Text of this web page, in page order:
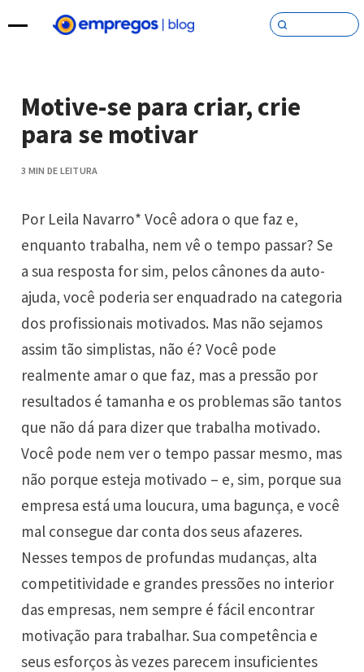
Pular para o conteúdo
Motive-se para criar, crie
para se motivar
3 MIN DE LEITURA
Por Leila Navarro* Você adora o que faz e,
enquanto trabalha, nem vê o tempo passar? Se
a sua resposta for sim, pelos cânones da auto-
ajuda, você poderia ser enquadrado na categoria
dos profissionais motivados. Mas não sejamos
assim tão simplistas, não é? Você pode
realmente amar o que faz, mas a pressão por
resultados é tamanha e os problemas são tantos
que não dá para dizer que trabalha motivado.
Você pode nem ver o tempo passar mesmo, mas
não porque esteja motivado – e, sim, porque sua
empresa está uma loucura, uma bagunça, e você
mal consegue dar conta dos seus afazeres.
Nesses tempos de profundas mudanças, alta
competitividade e grandes pressões no interior
das empresas, nem sempre é fácil encontrar
motivação para trabalhar. Sua competência e
seus esforços às vezes parecem insuficientes